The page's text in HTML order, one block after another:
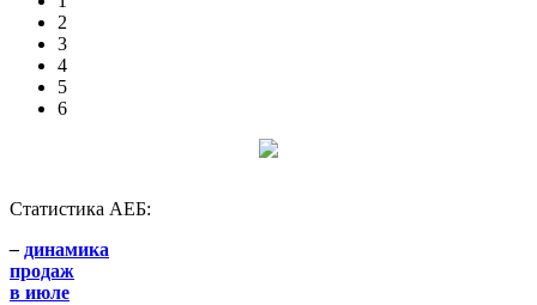
2
3
4
5
6
Статистика АЕБ:
– динамика
продаж
в июле